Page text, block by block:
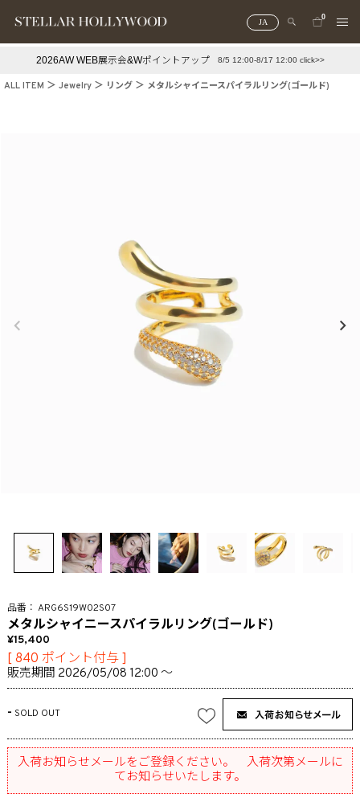
JA
0
2026AW WEB展示会&Wポイントアップ 8/5 12:00-8/17 12:00 click>>
ALL ITEM Jewelry リング メタルシャイニースパイラルリング(ゴールド)
ARG6S19W02S07
メタルシャイニースパイラルリング(ゴールド)
15,400
[ 840 ポイント付与 ]
販売期間 2026/05/08 12:00 〜
- SOLD OUT
入荷お知らせメールをご登録ください。 入荷次第メールに
てお知らせいたします。